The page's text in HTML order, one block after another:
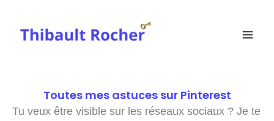
contenu
Toutes mes astuces sur Pinterest
Tu veux être visible sur les réseaux sociaux ? Je te